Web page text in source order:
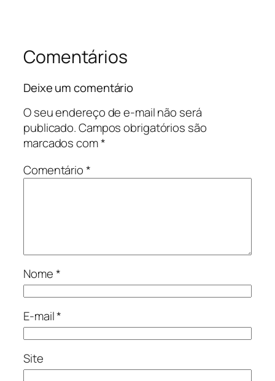
Comentários
Deixe um comentário
O seu endereço de e-mail não será
publicado.Campos obrigatórios são
marcados com*
Comentário*
Nome*
E-mail*
Site